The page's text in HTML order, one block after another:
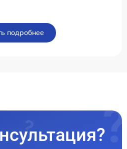
подробнее